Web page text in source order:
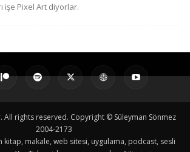
işe Pixel Art diyorlar.
All rights reserved. Copyright © Süleyman Sönmez
2004-2173
kitap, makale, web sitesi, uygulama, podcast, sesli